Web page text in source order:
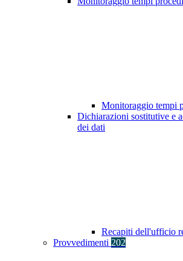
Monitoraggio tempi
Dichiarazioni sostitutive e
dei dati
Recapiti dell'ufficio
Provvedimenti 202